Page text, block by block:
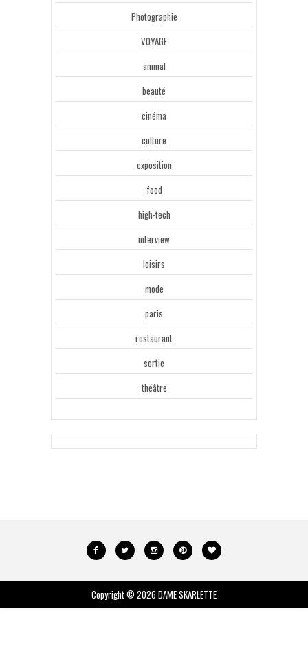
Photographie
VOYAGE
animal
beauté
cinéma
culture
exposition
food
high-tech
interview
loisirs
mode
paris
restaurant
sortie
théâtre
Copyright © 2026 DAME SKARLETTE